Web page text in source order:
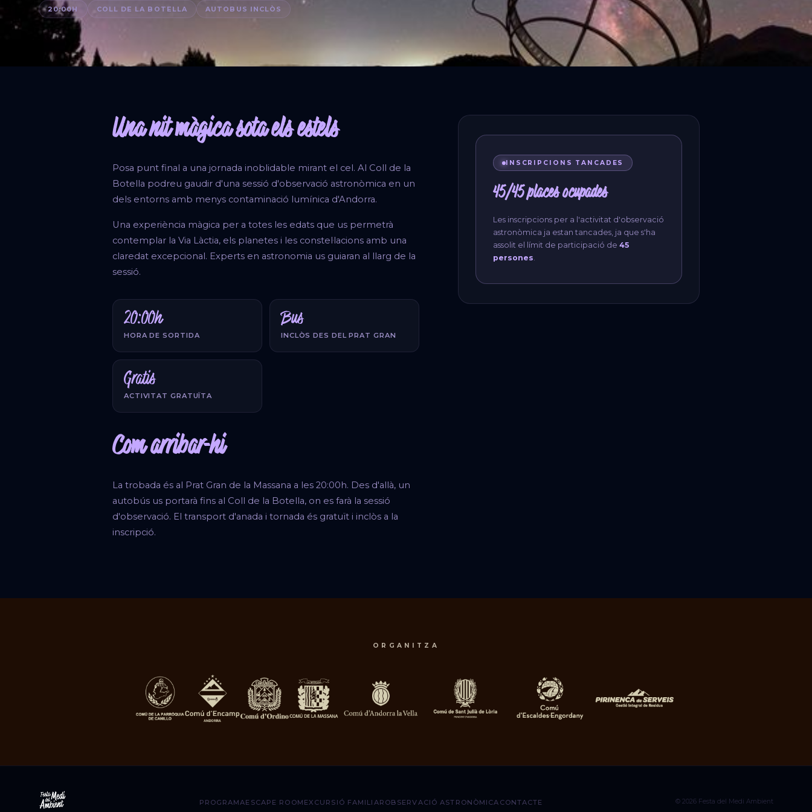
20:00H COLL DE LA BOTELLA AUTOBUS INCLÒS
Una nit màgica sota els estels
Posa punt final a una jornada inoblidable mirant el cel. Al Coll de la
Botella podreu gaudir d'una sessió d'observació astronòmica en un
dels entorns amb menys contaminació lumínica d'Andorra.
Una experiència màgica per a totes les edats que us permetrà
contemplar la Via Làctia, els planetes i les constel·lacions amb una
claredat excepcional. Experts en astronomia us guiaran al llarg de la
sessió.
20:00h
HORA DE SORTIDA
Bus
INCLÒS DES DEL PRAT GRAN
Gratis
ACTIVITAT GRATUÏTA
Com arribar-hi
La trobada és al Prat Gran de la Massana a les 20:00h. Des d'allà, un
autobús us portarà fins al Coll de la Botella, on es farà la sessió
d'observació. El transport d'anada i tornada és gratuït i inclòs a la
inscripció.
INSCRIPCIONS TANCADES
45/45 places ocupades
Les inscripcions per a l'activitat d'observació
astronòmica ja estan tancades, ja que s'ha
assolit el límit de participació de 45
persones.
ORGANITZA
PROGRAMAESCAPE ROOM EXCURSIÓ FAMILIAR OBSERVACIÓ ASTRONÒMICA CONTACTE © 2026 Festa del Medi Ambient